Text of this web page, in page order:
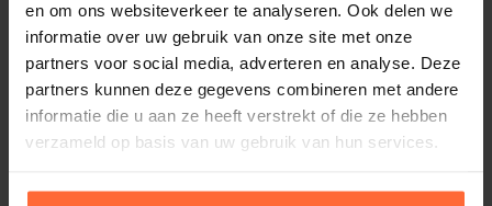
en om ons websiteverkeer te analyseren. Ook delen we
informatie over uw gebruik van onze site met onze
partners voor social media, adverteren en analyse. Deze
partners kunnen deze gegevens combineren met andere
informatie die u aan ze heeft verstrekt of die ze hebben
verzameld op basis van uw gebruik van hun services.
Met deSawo ARIES Black haal je kwaliteit, design,
efficiëntie en comfort in huis.
Bestel eenvoudig online viaSauna’s en Zwembaden
en geniet binnenkort van heerlijke, ontspannende
saunasessies.
Saunaoven CUBOS, CUB3-45NB-P-C
Vermogen: 4500 Watt - 4,5 kW
587,95 ca. 2 weken